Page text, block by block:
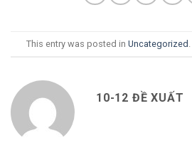
This entry was posted in Uncategorized
10-12 ĐỀ XUẤT